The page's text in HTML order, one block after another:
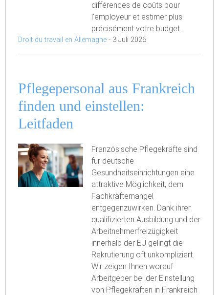
différences de coûts pour
l'employeur et estimer plus
précisément votre budget.
Droit du travail en Allemagne - 3 Juli 2026
Pflegepersonal aus Frankreich
finden und einstellen:
Leitfaden
Französische Pflegekräfte sind
für deutsche
Gesundheitseinrichtungen eine
attraktive Möglichkeit, dem
Fachkräftemangel
entgegenzuwirken. Dank ihrer
qualifizierten Ausbildung und der
Arbeitnehmerfreizügigkeit
innerhalb der EU gelingt die
Rekrutierung oft unkompliziert.
Wir zeigen Ihnen worauf
Arbeitgeber bei der Einstellung
von Pflegekräften in Frankreich